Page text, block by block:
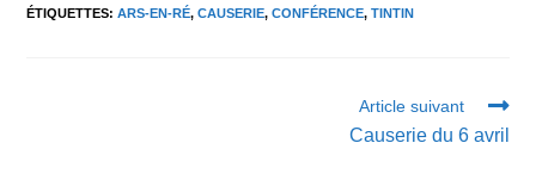
ÉTIQUETTES:ARS-EN-RÉ, CAUSERIE, CONFÉRENCE, TINTIN
Article suivant
Causerie du 6 avril